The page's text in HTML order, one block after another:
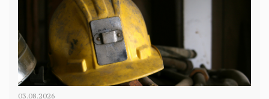
03.08.2026